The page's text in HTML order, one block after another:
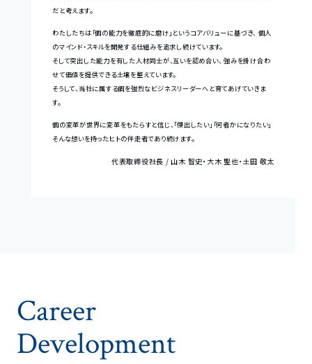
だと考えます。
わたしたちは「個の能力を徹底的に磨け」というコアバリューに基づき、 個人
のマインド・スキルを開発する仕組みを追求し続けています。
そして突出した能力を有した人材同士が、互いを認め合い、 強みを掛け合わ
せて価値を提供できる土壌を整えています。
そうして、当社に属する個を強烈なビジネスリーダーへと育てあげていきま
す。
個の変革が世界に変革をもたらすと信じ、「傑出したい」「何者かになりたい」
そんな想いを持ったヒトの伴走者であり続けます。
代表取締役社長 / 山木 智史・大木 聖也・土田 敬太
Career
Development